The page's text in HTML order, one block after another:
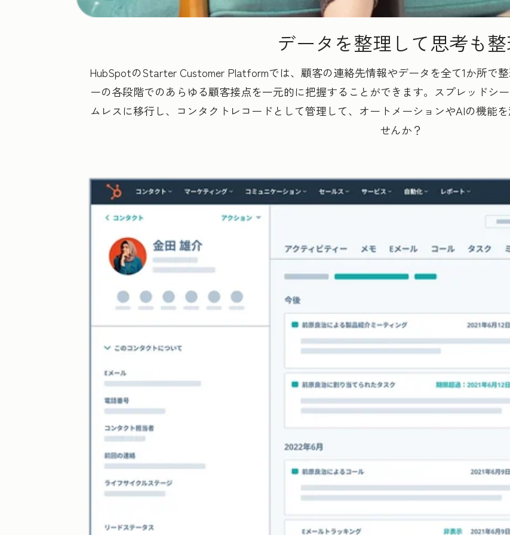
データを整理して思考も
HubSpotのStarter Customer Platformでは、顧客の連絡先情報やデータを全て1か所で
ーの各段階でのあらゆる顧客接点を一元的に把握することができます。スプレッドシ
ムレスに移行し、コンタクトレコードとして管理して、オートメーションやAIの機能
せんか？